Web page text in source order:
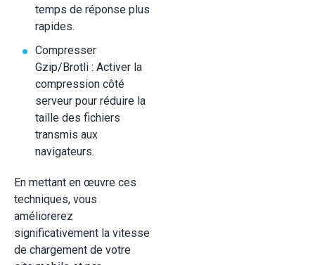
temps de réponse plus
rapides.
Compresser
Gzip/Brotli : Activer la
compression côté
serveur pour réduire la
taille des fichiers
transmis aux
navigateurs.
En mettant en œuvre ces
techniques, vous
améliorerez
significativement la vitesse
de chargement de votre